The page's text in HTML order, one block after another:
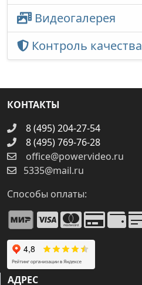
Видеогалерея
Контроль качества
КОНТАКТЫ
8 (495) 204-27-54
8 (495) 769-76-28
office@powervideo.ru
5335@mail.ru
Способы оплаты:
АДРЕС